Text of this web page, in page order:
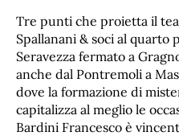
Tre punti che proietta il
Spallanani & soci al quarto
Seravezza fermato a
anche dal Pontremoli a
dove la formazione di
capitalizza al meglio le
Bardini Francesco è